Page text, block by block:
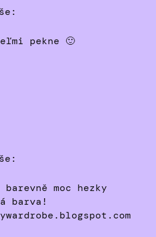
pekne 🙂
moc hezky
barva!